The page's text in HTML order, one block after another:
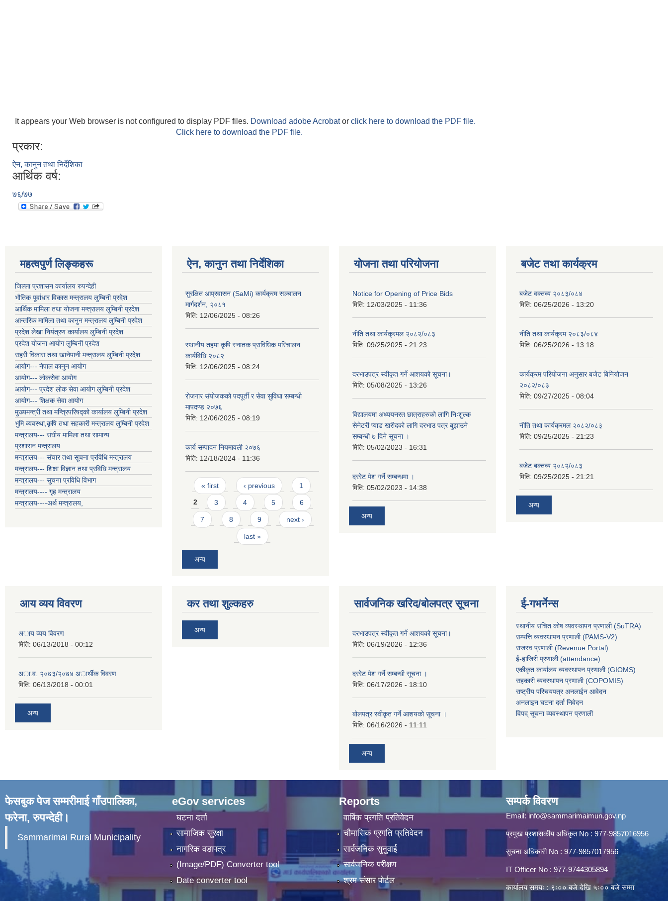
It appears your Web browser is not configured to display PDF files. Download adobe Acrobator click here to download the PDF file.
Click here to download the PDF file.
प्रकार:
ऐन, कानुन तथा निर्देशिका
आर्थिक वर्ष:
७६/७७
महत्वपुर्ण लिङ्कहरू
जिल्ला प्रशासन कार्यालय रुपन्देही
भौतिक पूर्वाधार विकास मन्त्रालय लुम्बिनी प्रदेश
आर्थिक मामिला तथा योजना मन्त्रालय लुम्बिनी प्रदेश
आन्तरिक मामिला तथा कानुन मन्त्रालय लुम्बिनी प्रदेश
प्रदेश लेखा नियंत्रण कार्यालय लुम्बिनी प्रदेश
प्रदेश योजना आयोग लुम्बिनी प्रदेश
सहरी विकास तथा खानेपानी मन्त्रालय लुम्बिनी प्रदेश
आयोग--- नेपाल कानुन आयोग
आयोग--- लोकसेवा आयोग
आयोग--- प्रदेश लोक सेवा आयोग लुम्बिनी प्रदेश
आयोग--- शिक्षक सेवा आयोग
मुख्यमन्त्री तथा मन्त्रिपरिषद्को कार्यालय लुम्बिनी प्रदेश
भुमि व्यवस्था,कृषि तथा सहकारी मन्त्रालय लुम्बिनी प्रदेश
मन्त्रालय--- संघीय मामिला तथा सामान्य
प्रशासन मन्त्रालय
मन्त्रालय--- संचार तथा सूचना प्रविधि मन्त्रालय
मन्त्रालय--- शिक्षा विज्ञान तथा प्रविधि मन्त्रालय
मन्त्रालय--- सुचना प्रविधि विभाग
मन्त्रालय---- गृह मन्त्रालय
मन्त्रालय----अर्थ मन्त्रालय,
ऐन, कानुन तथा निर्देशिका
सुरक्षित आप्रवासन (SaMi) कार्यक्रम सञ्चालन
मार्गदर्शन, २०८१
मिति: 12/06/2025 - 08:26
स्थानीय तहमा कृषि स्नातक प्राविधिक परिचालन
कार्यविधि २०८२
मिति: 12/06/2025 - 08:24
रोजगार संयोजकको पदपूर्ती र सेवा सुविधा सम्बन्धी
मापदण्ड २०७६
मिति: 12/06/2025 - 08:19
कार्य सम्पादन नियमावली २०७६
मिति: 12/18/2024 - 11:36
Pages
« first ‹ previous 1
2 3 4 5 6
7 8 9 next ›
last »
अन्य
योजना तथा परियोजना
Notice for Opening of Price Bids
मिति: 12/03/2025 - 11:36
नीति तथा कार्यक्रमल २०८२/०८३
मिति: 09/25/2025 - 21:23
दरभाउपत्र स्वीकृत गर्ने आशयको सूचना।
मिति: 05/08/2025 - 13:26
विद्यालयमा अध्ययनरत छात्राहरुको लागि निःशुल्क
सेनेटरी प्याड खरीदको लागि दरभाउ पत्र बुझाउने
सम्बन्धी ७ दिने सूचना ।
मिति: 05/02/2023 - 16:31
दररेट पेश गर्ने सम्बन्धमा ।
मिति: 05/02/2023 - 14:38
अन्य
बजेट तथा कार्यक्रम
बजेट वक्तव्य २०८३/०८४
मिति: 06/25/2026 - 13:20
नीति तथा कार्यक्रम २०८३/०८४
मिति: 06/25/2026 - 13:18
कार्यक्रम परियोजना अनुसार बजेट बिनियोजन
२०८२/०८३
मिति: 09/27/2025 - 08:04
नीति तथा कार्यक्रमल २०८२/०८३
मिति: 09/25/2025 - 21:23
बजेट बक्तव्य २०८२/०८३
मिति: 09/25/2025 - 21:21
अन्य
आय व्यय विवरण
अाय व्यय विवरण
मिति: 06/13/2018 - 00:12
अा.व. २०७३/२०७४ अार्थीक विवरण
मिति: 06/13/2018 - 00:01
अन्य
कर तथा शुल्कहरु
अन्य
सार्वजनिक खरिद/बोलपत्र सूचना
दरभाउपत्र स्वीकृत गर्ने आशयको सूचना।
मिति: 06/19/2026 - 12:36
दररेट पेश गर्ने सम्बन्धी सूचना ।
मिति: 06/17/2026 - 18:10
बोलपत्र स्वीकृत गर्ने आशयको सूचना ।
मिति: 06/16/2026 - 11:11
अन्य
ई-गभर्नेन्स
स्थानीय संचित कोष व्यवस्थापन प्रणाली (SuTRA)
सम्पत्ति व्यवस्थापन प्रणाली (PAMS-V2)
राजस्व प्रणाली (Revenue Portal)
ई-हाजिरी प्रणाली (attendance)
एकीकृत कार्यालय व्यवस्थापन प्रणाली (GIOMS)
सहकारी व्यवस्थापन प्रणाली (COPOMIS)
राष्ट्रीय परिचयपत्र अनलाईन आवेदन
अनलाइन घटना दर्ता निवेदन
विपद् सूचना व्यवस्थापन प्रणाली
फेसबुक पेज सम्मरीमाई गाँउपालिका,
फरेना, रुपन्देही।
Sammarimai Rural Municipality
eGov services
घटना दर्ता
सामाजिक सुरक्षा
नागरिक वडापत्र
(Image/PDF) Converter tool
Date converter tool
Reports
वार्षिक प्रगति प्रतिवेदन
चौमासिक प्रगति प्रतिवेदन
सार्वजनिक सुनुवाई
सार्वजनिक परीक्षण
श्रम संसार पोर्टल
सम्पर्क विवरण
Email:info@sammarimaimun.gov.np
प्रमुख प्रशासकीय अधिकृत No : 977-9857016956
सूचना अधिकारी No : 977-9857017956
IT Officer No : 977-9744305894
कार्यालय समयः : ९ः०० बजे देखि ५ः०० बजे सम्मा